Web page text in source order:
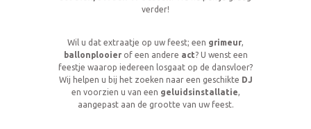
verder!
Wil u dat extraatje op uw feest; een grimeur,
ballonplooierof een andere act? U wenst een
feestje waarop iedereen losgaat op de dansvloer?
Wij helpen u bij het zoeken naar een geschikte DJ
en voorzien u van een geluidsinstallatie,
aangepast aan de grootte van uw feest.